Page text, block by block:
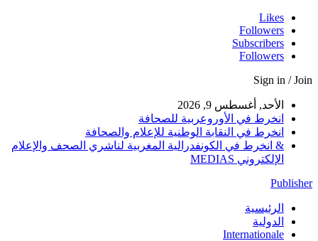
Likes
Followers
Subscribers
Followers
Sign in / Join
الأحد, أغسطس 9, 2026
انخرط في الأوروعربية للصحافة
انخرط في النقابة الوطنية للإعلام والصحافة
& انخرط في الكونفدرالية المغربية لناشري الصحف والإعلام
الإلكتروني MEDIAS
Publisher
الرئيسية
الدولية
Internationale